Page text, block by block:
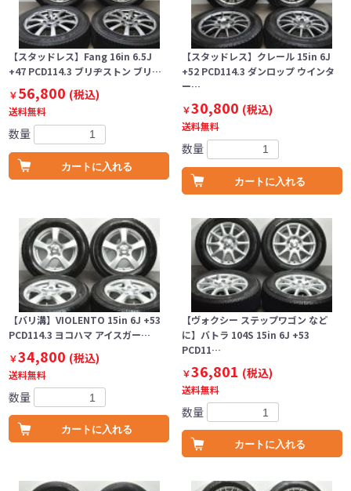
【スタッドレス】Fang 16in 6.5J
+47 PCD114.3 ブリヂストン ブリ…
￥56,800 (税込)
送料無料
数量
カートに入れる
【スタッドレス】クレール 15in 6J
+52 PCD114.3 ダンロップ ウインタ
ー…
￥30,800 (税込)
送料無料
数量
カートに入れる
【バリ溝】VIOLENTO 15in 6J +53
PCD114.3 ヨコハマ アイスガー…
￥34,800 (税込)
送料無料
数量
カートに入れる
【ヴォクシー ステップワゴン など
に】バトラ 104S 15in 6J +53
PCD11…
￥36,801 (税込)
送料無料
数量
カートに入れる